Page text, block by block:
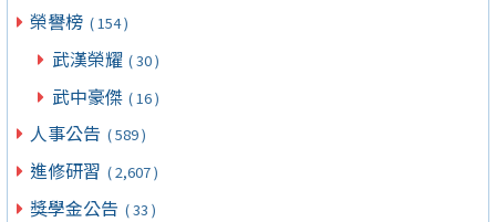
榮譽榜 ( 154 )
武漢榮耀 ( 30 )
武中豪傑 ( 16 )
人事公告 ( 589 )
進修研習 ( 2,607 )
獎學金公告 ( 33 )